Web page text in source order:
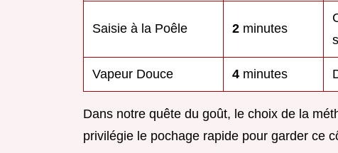
Saisie à la Poêle 2 minutes
Vapeur Douce 4 minutes
Dans notre quête du goût, le choix de la
privilégie le pochage rapide pour garder ce